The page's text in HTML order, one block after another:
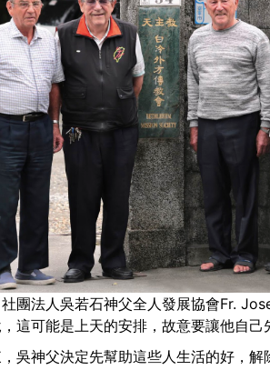
團法人吳若石神父全人發展協會Fr.
這可能是上天的安排，故意要讓他自
吳神父決定先幫助這些人生活的好，